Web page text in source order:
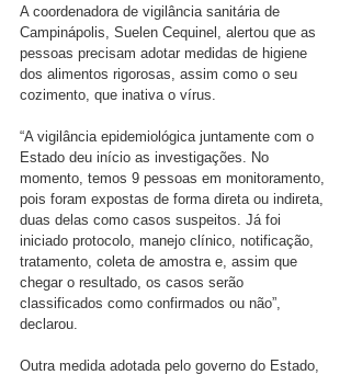
A coordenadora de vigilância sanitária de
Campinápolis, Suelen Cequinel, alertou que as
pessoas precisam adotar medidas de higiene
dos alimentos rigorosas, assim como o seu
cozimento, que inativa o vírus.
“A vigilância epidemiológica juntamente com o
Estado deu início as investigações. No
momento, temos 9 pessoas em monitoramento,
pois foram expostas de forma direta ou indireta,
duas delas como casos suspeitos. Já foi
iniciado protocolo, manejo clínico, notificação,
tratamento, coleta de amostra e, assim que
chegar o resultado, os casos serão
classificados como confirmados ou não”,
declarou.
Outra medida adotada pelo governo do Estado,